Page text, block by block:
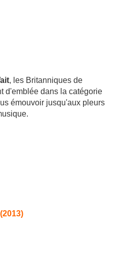
, les Britanniques de
d'emblée dans la catégorie
émouvoir jusqu'aux pleurs